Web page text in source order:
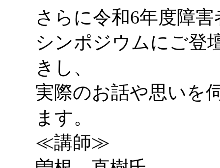
さらに令和6年度障
シンポジウムにご登
きし、
実際のお話や思いを
ます。
≪講師≫